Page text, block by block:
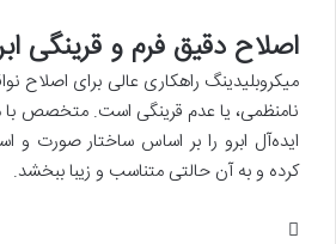
اصلاح دقیق فرم و قرینگی
میکروبلیدینگ راهکاری عالی برای اصلاح
نامنظمی، یا عدم قرینگی است. متخصص با
ایده‌آل ابرو را بر اساس ساختار صورت و
کرده و به آن حالتی متناسب و زیبا ببخشد.